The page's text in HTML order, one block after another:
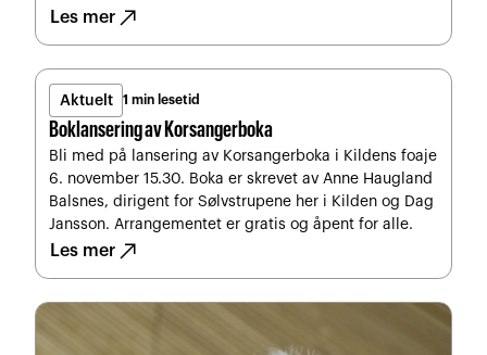
Les mer north_east
Aktuelt 1 min lesetid
Boklansering av Korsangerboka
Bli med på lansering av Korsangerboka i Kildens foaje
6. november 15.30. Boka er skrevet av Anne Haugland
Balsnes, dirigent for Sølvstrupene her i Kilden og Dag
Jansson. Arrangementet er gratis og åpent for alle.
Les mer north_east